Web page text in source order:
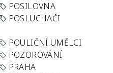
POSILOVNA
POSLUCHAČI
POULIČNÍ UMĚLCI
POZOROVÁNÍ
PRAHA